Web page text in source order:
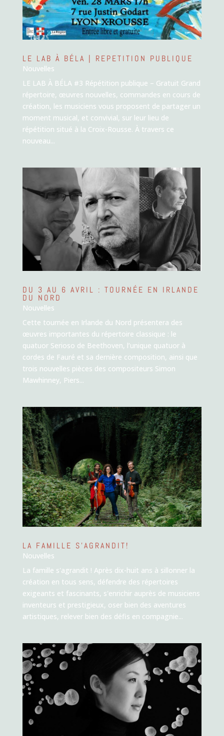
LE LAB À BÉLA | REPETITION PUBLIQUE
Nouvelles
LE LAB À BÉLA #3 Répétition publique – Gratuit Grand
répertoire, œuvres nouvelles, commandes en cours de
création, les musiciens vous proposent de partager un
moment musical, et convivial, sur leur lieu de
répétition situé à la Croix-Rousse. À travers ce
nouveau...
DU 3 AU 6 AVRIL : TOURNÉE EN IRLANDE
DU NORD
Nouvelles
Cette tournée en Irlande du Nord présentera des
œuvres importantes du répertoire classique : le
quatuor Serioso de Beethoven, l’unique quatuor à
cordes de Fauré et sa dernière composition, ainsi que
trois nouvelles pièces des compositeurs Simon
Mawhinney, Piers...
LA FAMILLE S’AGRANDIT!
Nouvelles
La famille s'agrandit ! Après dix-huit ans à sillonner la
création en tous sens, défendre des répertoires
exigeants et fascinants, s'enrichir auprès de musiciens
inventeurs et prestigieux, oser bien des aventures
artistiques, relever bien des défis en compagnie...